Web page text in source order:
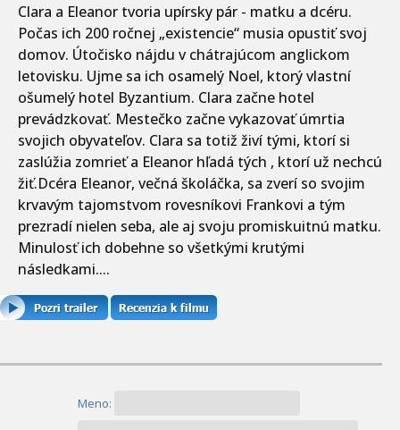
Clara a Eleanor tvoria upírsky pár - matku a dcéru.
Počas ich 200 ročnej „existencie“ musia opustiť svoj
domov. Útočisko nájdu v chátrajúcom anglickom
letovisku. Ujme sa ich osamelý Noel, ktorý vlastní
ošumelý hotel Byzantium. Clara začne hotel
prevádzkovať. Mestečko začne vykazovať úmrtia
svojich obyvateľov. Clara sa totiž živí tými, ktorí si
zaslúžia zomrieť a Eleanor hľadá tých , ktorí už nechcú
žiť.Dcéra Eleanor, večná školáčka, sa zverí so svojim
krvavým tajomstvom rovesníkovi Frankovi a tým
prezradí nielen seba, ale aj svoju promiskuitnú matku.
Minulosť ich dobehne so všetkými krutými
následkami....
Meno: